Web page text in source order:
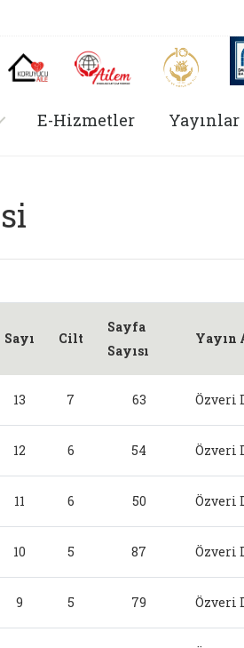
açılır)
144 (yeni sekmede açılır)
Koruyucu Aile (yeni sekmede açılır)
AİLEM İletişim Aile ve
menü içerir
E-Hizmetler Yayınlar
Sayı Cilt
Sayfa
Sayısı
Yayın
13 7 63 Özveri
12 6 54 Özveri
11 6 50 Özveri
10 5 87 Özveri
9 5 79 Özveri